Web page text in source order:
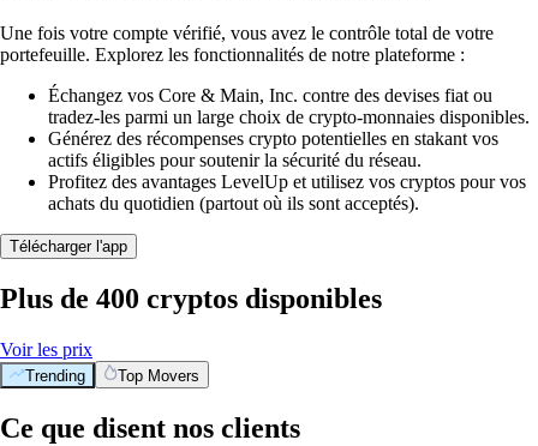
Une fois votre compte vérifié, vous avez le contrôle total de votre
portefeuille. Explorez les fonctionnalités de notre plateforme :
Échangez vos Core & Main, Inc. contre des devises fiat ou
tradez-les parmi un large choix de crypto-monnaies disponibles.
Générez des récompenses crypto potentielles en stakant vos
actifs éligibles pour soutenir la sécurité du réseau.
Profitez des avantages LevelUp et utilisez vos cryptos pour vos
achats du quotidien (partout où ils sont acceptés).
Télécharger l'app
Plus de 400 cryptos disponibles
Voir les prix
Trending Top Movers
Ce que disent nos clients